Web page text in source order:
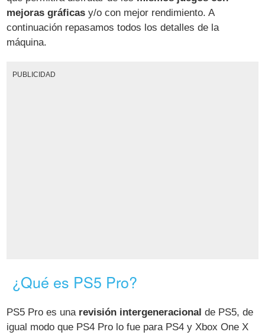
mejoras gráficas y/o con mejor rendimiento. A
continuación repasamos todos los detalles de la
máquina.
PUBLICIDAD
¿Qué es PS5 Pro?
PS5 Pro es una revisión intergeneracional de PS5, de
igual modo que PS4 Pro lo fue para PS4 y Xbox One X